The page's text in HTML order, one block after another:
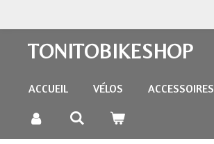
contenuTONITOBIKESHOP
ACCUEIL VÉLOS ACCESSOIRES